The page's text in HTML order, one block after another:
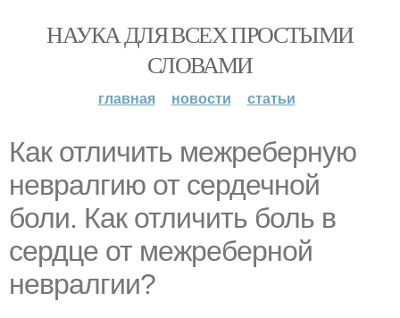
НАУКА ДЛЯ ВСЕХ ПРОСТЫМИ
СЛОВАМИ
главная новости статьи
Как отличить межреберную
невралгию от сердечной
боли. Как отличить боль в
сердце от межреберной
невралгии?